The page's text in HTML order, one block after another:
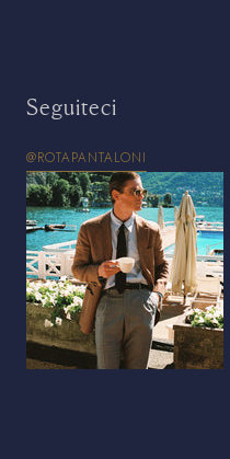
Seguiteci
@ROTAPANTALONI